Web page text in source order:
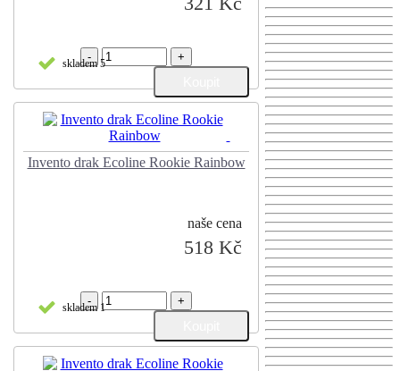
skladem 5
- +
Invento drak Ecoline Rookie Rainbow
naše cena
518 Kč
skladem 1
- +